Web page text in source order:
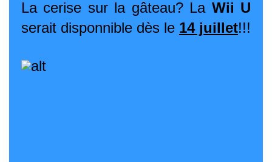
La cerise sur la gâteau? La Wii U
serait disponnible dès le 14 juillet!!!